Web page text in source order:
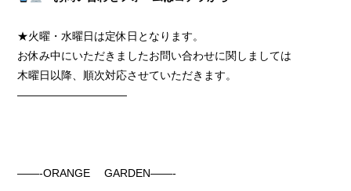
★火曜・水曜日は定休日となります。
お休み中にいただきましたお問い合わせに関しましては
木曜日以降、順次対応させていただきます。
——————————
——-ORANGE GARDEN——-